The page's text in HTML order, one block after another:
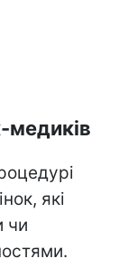
медиків
які
чи